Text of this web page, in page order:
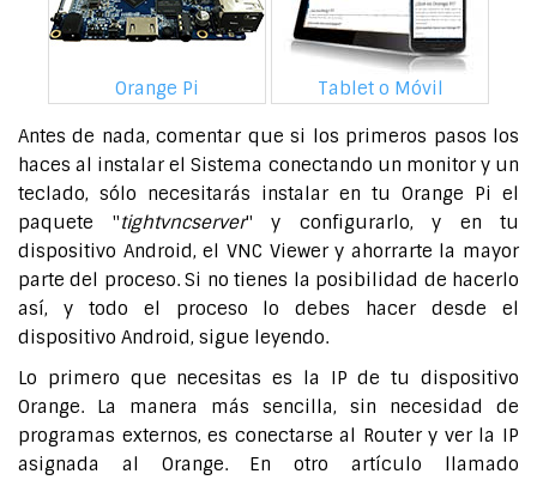
Orange Pi
Tablet o Móvil
Antes de nada, comentar que si los primeros pasos los
haces al instalar el Sistema conectando un monitor y un
teclado, sólo necesitarás instalar en tu Orange Pi el
paquete "tightvncserver" y configurarlo, y en tu
dispositivo Android, el VNC Viewer y ahorrarte la mayor
parte del proceso. Si no tienes la posibilidad de hacerlo
así, y todo el proceso lo debes hacer desde el
dispositivo Android, sigue leyendo.
Lo primero que necesitas es la IP de tu dispositivo
Orange. La manera más sencilla, sin necesidad de
programas externos, es conectarse al Router y ver la IP
asignada al Orange. En otro artículo llamado